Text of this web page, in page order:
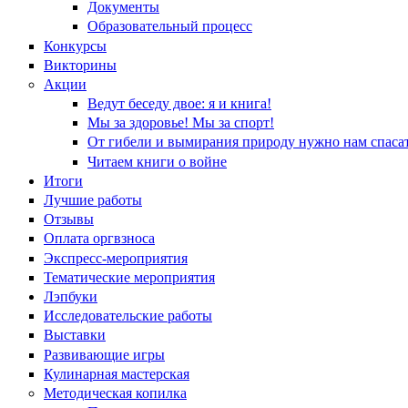
Документы
Образовательный процесс
Конкурсы
Викторины
Акции
Ведут беседу двое: я и книга!
Мы за здоровье! Мы за спорт!
От гибели и вымирания природу нужно нам
Читаем книги о войне
Итоги
Лучшие работы
Отзывы
Оплата оргвзноса
Экспресс-мероприятия
Тематические мероприятия
Лэпбуки
Исследовательские работы
Выставки
Развивающие игры
Кулинарная мастерская
Методическая копилка